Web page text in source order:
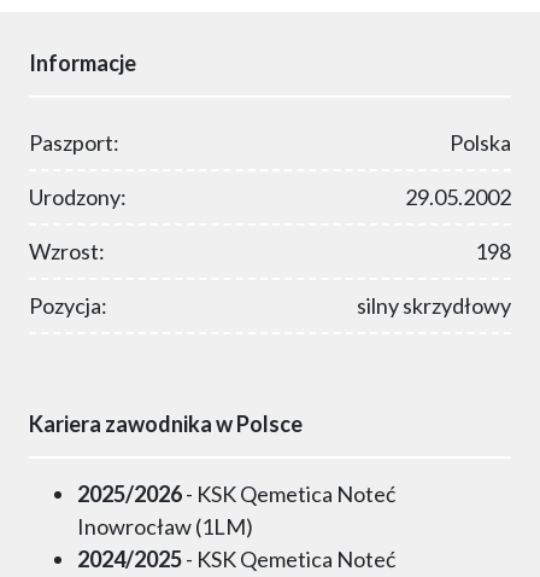
Informacje
Paszport: Polska
Urodzony: 29.05.2002
Wzrost: 198
Pozycja: silny skrzydłowy
Kariera zawodnika w Polsce
2025/2026- KSK Qemetica Noteć
Inowrocław (1LM)
2024/2025- KSK Qemetica Noteć